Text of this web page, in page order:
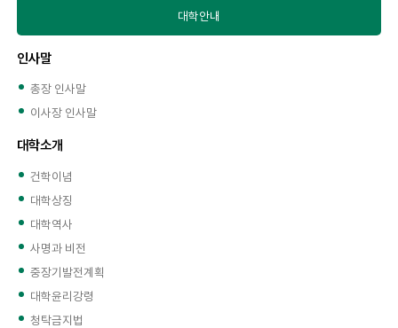
대학안내
인사말
총장 인사말
이사장 인사말
대학소개
건학이념
대학상징
대학역사
사명과 비전
중장기발전계획
대학윤리강령
청탁금지법